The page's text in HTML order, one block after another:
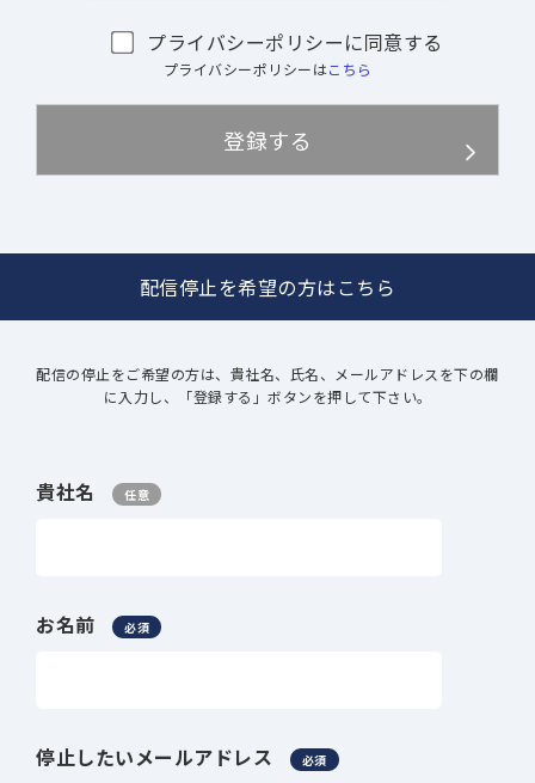
プライバシーポリシーに同意する
プライバシーポリシーはこちら
配信停止を希望の方はこちら
配信の停止をご希望の方は、貴社名、氏名、メールアドレスを下の欄
に入力し、「登録する」ボタンを押して下さい。
貴社名 任意
お名前 必須
停止したいメールアドレス 必須